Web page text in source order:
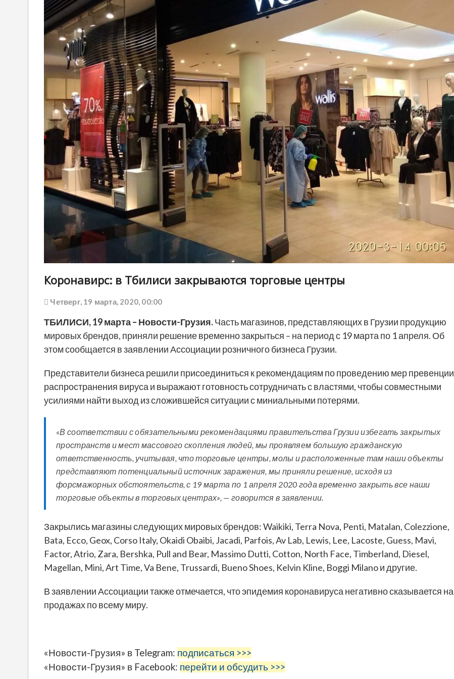
Коронавирс: в Тбилиси закрываются торговые центры
Четверг, 19 марта, 2020, 00:00
ТБИЛИСИ,19марта – Новости-Грузия.Часть магазинов, представляющих в Грузии продукцию
мировых брендов, приняли решение временно закрыться – на период с 19 марта по 1 апреля. Об
этом сообщается в заявлении Ассоциации розничного бизнеса Грузии.
Представители бизнеса решили присоединиться к рекомендациям по проведению мер превенции
распространения вируса и выражают готовность сотрудничать с властями, чтобы совместными
усилиями найти выход из сложившейся ситуации с миниальными потерями.
«В соответствии с обязательными рекомендациями правительства Грузии избегать закрытых
пространств и мест массового скопления людей, мы проявляем большую гражданскую
ответственность, учитывая, что торговые центры, молы и расположенные там наши объекты
представляют потенциальный источник заражения, мы приняли решение, исходя из
форсмажорных обстоятельств, с 19 марта по 1 апреля 2020 года временно закрыть все наши
торговые объекты в торговых центрах», — говорится в заявлении.
Закрылись магазины следующих мировых брендов: Waikiki, Terra Nova, Penti, Matalan, Colezzione,
Bata, Ecco, Geox, Corso Italy, Okaidi Obaibi, Jacadi, Parfois, Av Lab, Lewis, Lee, Lacoste, Guess, Mavi,
Factor, Atrio, Zara, Bershka, Pull and Bear, Massimo Dutti, Cotton, North Face, Timberland, Diesel,
Magellan, Mini, Art Time, Va Bene, Trussardi, Bueno Shoes, Kelvin Kline, Boggi Milano и другие.
В заявлении Ассоциации также отмечается, что эпидемия коронавируса негативно сказывается на
продажах по всему миру.
«Новости-Грузия» в Telegram: подписаться >>>
«Новости-Грузия» в Facebook: перейти и обсудить >>>